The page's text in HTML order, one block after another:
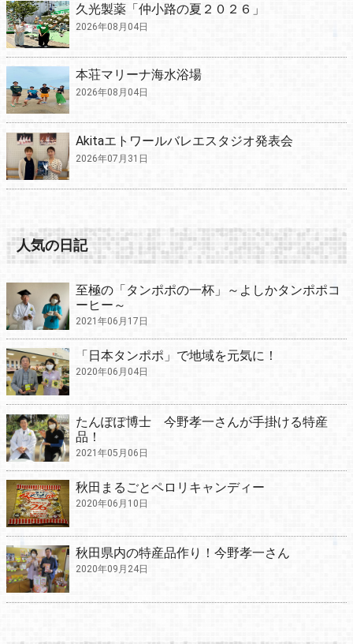
久光製薬「仲小路の夏２０２６」
2026年08月04日
本荘マリーナ海水浴場
2026年08月04日
Akitaエトワールバレエスタジオ発表会
2026年07月31日
人気の日記
至極の「タンポポの一杯」～よしかタンポポコ
ーヒー～
2021年06月17日
「日本タンポポ」で地域を元気に！
2020年06月04日
たんぽぽ博士 今野孝一さんが手掛ける特産
品！
2021年05月06日
秋田まるごとペロリキャンディー
2020年06月10日
秋田県内の特産品作り！今野孝一さん
2020年09月24日